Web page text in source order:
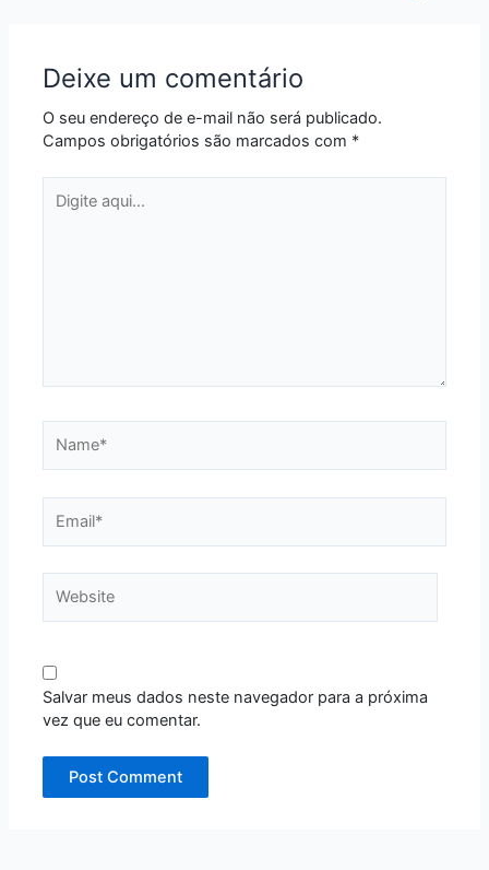
Deixe um comentário
O seu endereço de e-mail não será publicado.
Campos obrigatórios são marcados com *
aqui...
Salvar meus dados neste navegador para a próxima
vez que eu comentar.